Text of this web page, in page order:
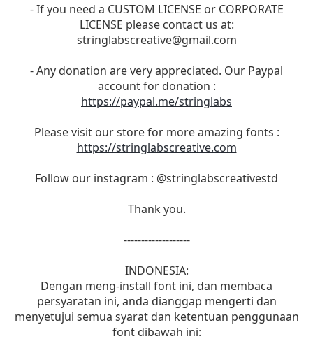
- If you need a CUSTOM LICENSE or CORPORATE
LICENSE please contact us at:
stringlabscreative@gmail.com
- Any donation are very appreciated. Our Paypal
account for donation :
https://paypal.me/stringlabs
Please visit our store for more amazing fonts :
https://stringlabscreative.com
Follow our instagram : @stringlabscreativestd
Thank you.
-------------------
INDONESIA:
Dengan meng-install font ini, dan membaca
persyaratan ini, anda dianggap mengerti dan
menyetujui semua syarat dan ketentuan penggunaan
font dibawah ini: